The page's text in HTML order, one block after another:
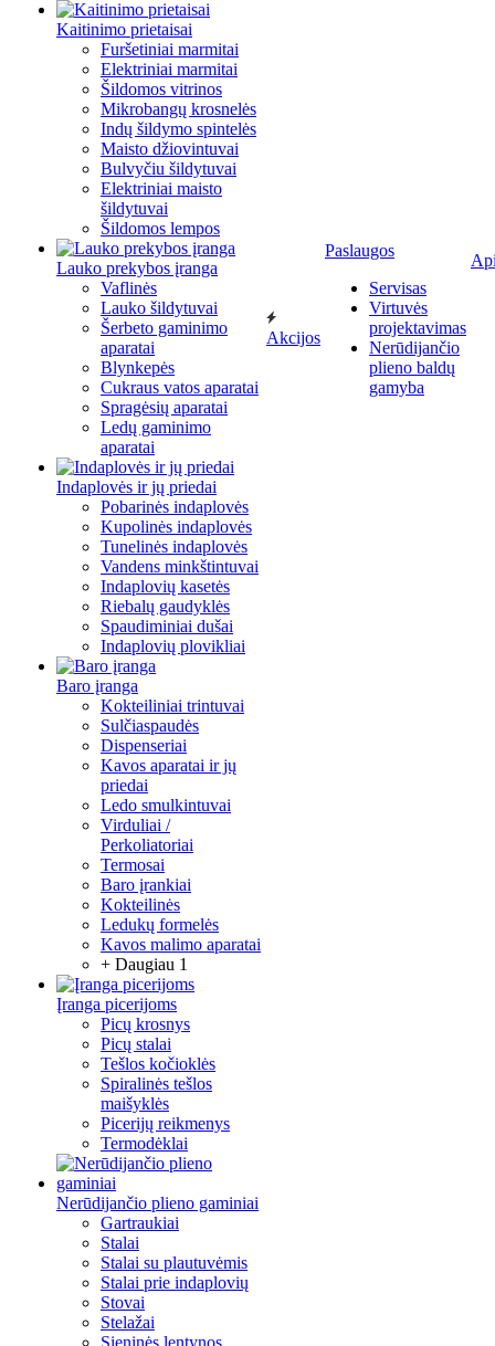
Kaitinimo prietaisai
Furšetiniai marmitai
Elektriniai marmitai
Šildomos vitrinos
Mikrobangų krosnelės
Indų šildymo spintelės
Maisto džiovintuvai
Bulvyčiu šildytuvai
Elektriniai maisto
šildytuvai
Šildomos lempos
Lauko prekybos įranga
Vaflinės
Lauko šildytuvai
Šerbeto gaminimo
aparatai
Blynkepės
Cukraus vatos aparatai
Spragėsių aparatai
Ledų gaminimo
aparatai
Indaplovės ir jų priedai
Pobarinės indaplovės
Kupolinės indaplovės
Tunelinės indaplovės
Vandens minkštintuvai
Indaplovių kasetės
Riebalų gaudyklės
Spaudiminiai dušai
Indaplovių plovikliai
Baro įranga
Kokteiliniai trintuvai
Sulčiaspaudės
Dispenseriai
Kavos aparatai ir jų
priedai
Ledo smulkintuvai
Virduliai /
Perkoliatoriai
Termosai
Baro įrankiai
Kokteilinės
Ledukų formelės
Kavos malimo aparatai
+ Daugiau 1
Įranga picerijoms
Picų krosnys
Picų stalai
Tešlos kočioklės
Spiralinės tešlos
maišyklės
Picerijų reikmenys
Termodėklai
Nerūdijančio plieno gaminiai
Gartraukiai
Stalai
Stalai su plautuvėmis
Stalai prie indaplovių
Stovai
Stelažai
Sieninės lentynos
Akcijos
Paslaugos
Servisas
Virtuvės
projektavimas
Nerūdijančio
plieno baldų
gamyba